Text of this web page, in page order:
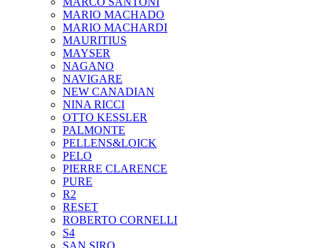
MARIO MACHADO
MARIO MACHARDI
MAURITIUS
MAYSER
NAGANO
NAVIGARE
NEW CANADIAN
NINA RICCI
OTTO KESSLER
PALMONTE
PELLENS&LOICK
PELO
PIERRE CLARENCE
PURE
R2
RESET
ROBERTO CORNELLI
S4